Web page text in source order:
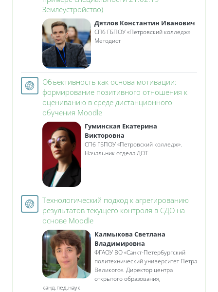
Землеустройство)Гиперссылка
Дятлов Константин Иванович
СПб ГБПОУ «Петровский колледж».
Методист
Объективность как основа мотивации:
формирование позитивного отношения к
оцениванию в среде дистанционного
обучения MoodleГиперссылка
Гуминская Екатерина
Викторовна
СПб ГБПОУ «Петровский колледж».
Начальник отдела ДОТ
Технологический подход к агрегированию
результатов текущего контроля в СДО на
основе MoodleГиперссылка
Калмыкова Светлана
Владимировна
ФГАОУ ВО «Санкт-Петербургский
политехнический университет Петра
Великого». Директор центра
открытого образования,
канд.пед.наук